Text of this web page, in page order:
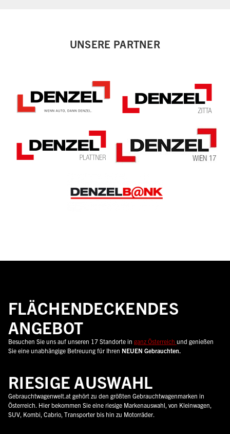
UNSERE PARTNER
FLÄCHENDECKENDES
ANGEBOT
Besuchen Sie uns auf unseren 17 Standorte in ganz Österreich und genießen
Sie eine unabhängige Betreuung für Ihren NEUEN Gebrauchten.
RIESIGE AUSWAHL
Gebrauchtwagenwelt.at gehört zu den größten Gebrauchtwagenmarken in
Österreich. Hier bekommen Sie eine riesige Markenauswahl, von Kleinwagen,
SUV, Kombi, Cabrio, Transporter bis hin zu Motorräder.